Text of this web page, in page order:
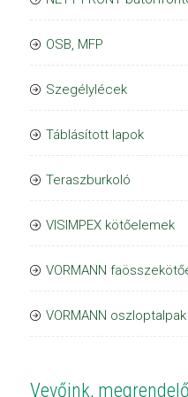
OSB, MFP
Szegélylécek
Táblásított lapok
Teraszburkoló
VISIMPEX kötőelemek
VORMANN
VORMANN oszloptalpak
Vevőink,